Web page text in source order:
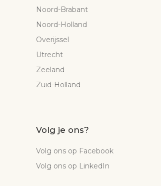
Noord-Brabant
Noord-Holland
Overijssel
Utrecht
Zeeland
Zuid-Holland
Volg je ons?
Volg ons op Facebook
Volg ons op LinkedIn